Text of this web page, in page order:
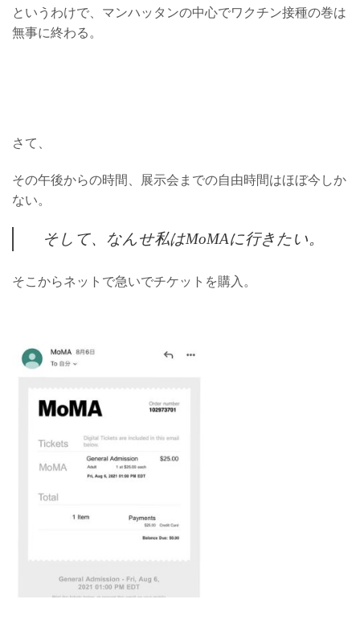
というわけで、マンハッタンの中心でワクチン接種の巻は
無事に終わる。
さて、
その午後からの時間、展示会までの自由時間はほぼ今しか
ない。
そして、なんせ私はMoMAに行きたい。
そこからネットで急いでチケットを購入。